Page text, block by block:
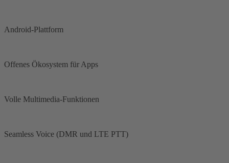
Android-Plattform
Offenes Ökosystem für Apps
Volle Multimedia-Funktionen
Seamless Voice (DMR und LTE PTT)